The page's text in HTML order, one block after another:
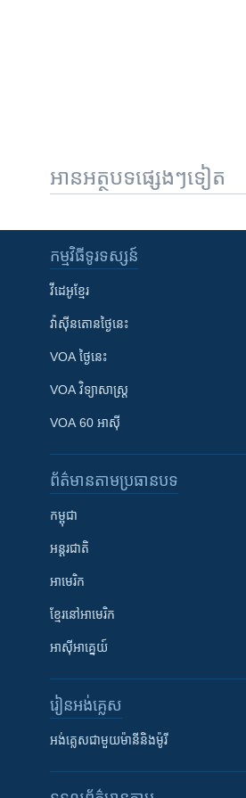
អានអត្ថបទផ្សេងៗទៀត
កម្មវិធី​ទូរទស្សន៍
វីដេអូ​ខ្មែរ
វ៉ាស៊ីនតោន​ថ្ងៃ​នេះ
VOA ថ្ងៃនេះ
VOA ​វិទ្យាសាស្ត្រ
VOA 60 អាស៊ី
ព័ត៌មាន​តាមប្រធានបទ​
កម្ពុជា
អន្តរជាតិ
អាមេរិក
ខ្មែរ​នៅអាមេរិក
អាស៊ីអាគ្នេយ៍
រៀន​​អង់គ្លេស
អង់គ្លេស​ជាមួយ​ម៉ានី​និង​ម៉ូរី